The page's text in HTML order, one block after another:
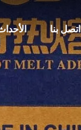
اتصل بنا